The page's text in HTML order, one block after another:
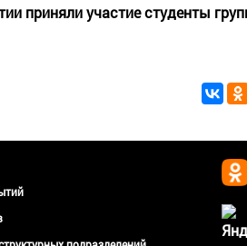
приняли участие студенты